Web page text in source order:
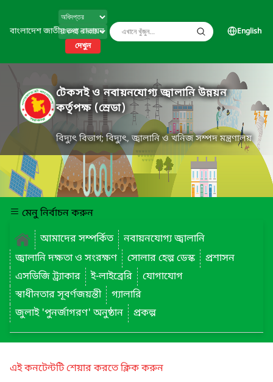
বাংলাদেশ জাতীয় তথ্য বাতায়ন
দেখুন
English
টেকসই ও নবায়নযোগ্য জ্বালানি উন্নয়ন
কর্তৃপক্ষ (স্রেডা)
বিদ্যুৎ বিভাগ; বিদ্যুৎ, জ্বালানি ও খনিজ সম্পদ মন্ত্রণালয়
মেনু নির্বাচন করুন
আমাদের সম্পর্কিত
নবায়নযোগ্য জ্বালানি
জ্বালানি দক্ষতা ও সংরক্ষণ
সোলার হেল্প ডেস্ক
প্রশাসন
এসডিজি ট্র্যাকার
ই-লাইব্রেরি
যোগাযোগ
স্বাধীনতার সূবর্ণজয়ন্তী
গ্যালারি
জুলাই 'পুনর্জাগরণ' অনুষ্ঠান
প্রকল্প
এই কনটেন্টটি শেয়ার করতে ক্লিক করুন